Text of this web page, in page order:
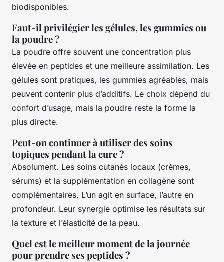
biodisponibles.
Faut-il privilégier les gélules, les gummies ou
la poudre ?
La poudre offre souvent une concentration plus
élevée en peptides et une meilleure assimilation. Les
gélules sont pratiques, les gummies agréables, mais
peuvent contenir plus d’additifs. Le choix dépend du
confort d’usage, mais la poudre reste la forme la
plus directe.
Peut-on continuer à utiliser des soins
topiques pendant la cure ?
Absolument. Les soins cutanés locaux (crèmes,
sérums) et la supplémentation en collagène sont
complémentaires. L’un agit en surface, l’autre en
profondeur. Leur synergie optimise les résultats sur
la texture et l’élasticité de la peau.
Quel est le meilleur moment de la journée
pour prendre ses peptides ?